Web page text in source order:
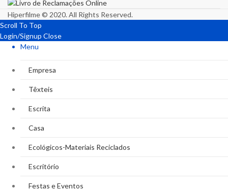
Hiperfilme © 2020. All Rights Reserved.
Scroll To Top
Login/Signup Close
Menu
Empresa
Têxteis
Escrita
Casa
Ecológicos-Materiais Reciclados
Escritório
Festas e Eventos